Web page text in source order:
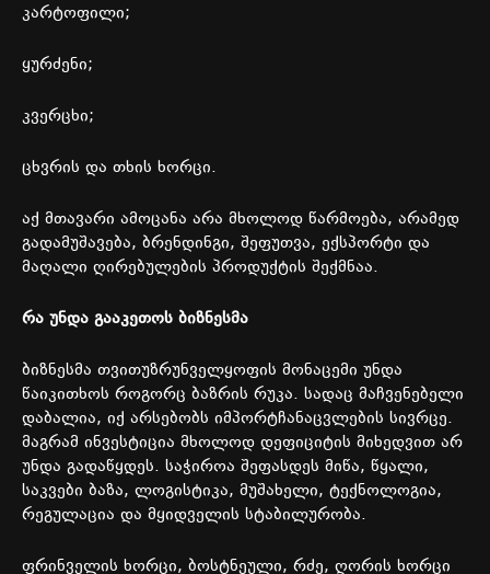
კარტოფილი;
ყურძენი;
კვერცხი;
ცხვრის და თხის ხორცი.
აქ მთავარი ამოცანა არა მხოლოდ წარმოება, არამედ
გადამუშავება, ბრენდინგი, შეფუთვა, ექსპორტი და
მაღალი ღირებულების პროდუქტის შექმნაა.
რა უნდა გააკეთოს ბიზნესმა
ბიზნესმა თვითუზრუნველყოფის მონაცემი უნდა
წაიკითხოს როგორც ბაზრის რუკა. სადაც მაჩვენებელი
დაბალია, იქ არსებობს იმპორტჩანაცვლების სივრცე.
მაგრამ ინვესტიცია მხოლოდ დეფიციტის მიხედვით არ
უნდა გადაწყდეს. საჭიროა შეფასდეს მიწა, წყალი,
საკვები ბაზა, ლოგისტიკა, მუშახელი, ტექნოლოგია,
რეგულაცია და მყიდველის სტაბილურობა.
ფრინველის ხორცი, ბოსტნეული, რძე, ღორის ხორცი